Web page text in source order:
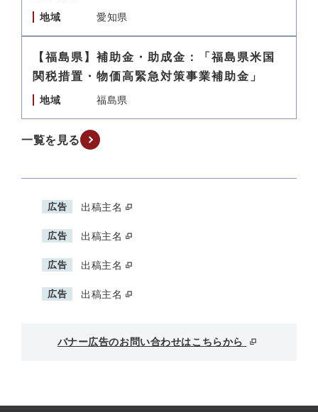
地域 愛知県
【福島県】補助金・助成金：「福島県米国
関税措置・物価高緊急対策事業補助金」
地域 福島県
一覧を見る
広告 出稿主名
広告 出稿主名
広告 出稿主名
広告 出稿主名
バナー広告のお問い合わせはこちらから